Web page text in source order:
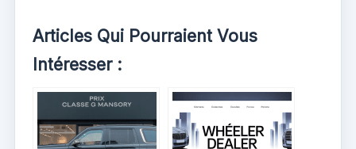
Articles Qui Pourraient Vous
Intéresser :